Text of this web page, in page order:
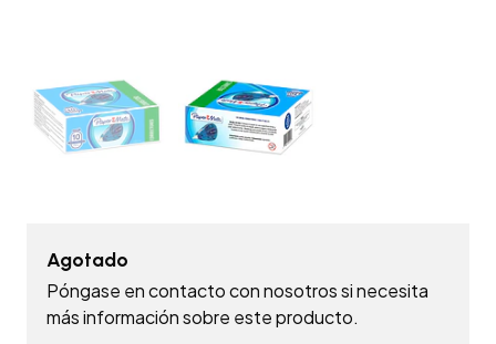
Agotado
Póngase en contacto con nosotros si necesita
más información sobre este producto.